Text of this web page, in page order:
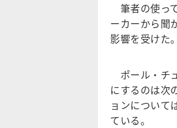
筆者の使っ
ーカーから聞
影響を受けた。
ポール・チ
にするのは次
ョンについて
ている。